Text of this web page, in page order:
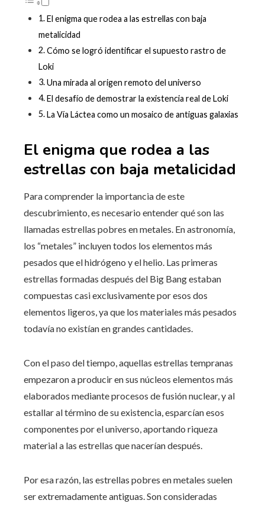
El enigma que rodea a las estrellas con baja
metalicidad
Cómo se logró identificar el supuesto rastro de
Loki
Una mirada al origen remoto del universo
El desafío de demostrar la existencia real de Loki
La Vía Láctea como un mosaico de antiguas galaxias
El enigma que rodea a las
estrellas con baja metalicidad
Para comprender la importancia de este
descubrimiento, es necesario entender qué son las
llamadas estrellas pobres en metales. En astronomía,
los “metales” incluyen todos los elementos más
pesados que el hidrógeno y el helio. Las primeras
estrellas formadas después del Big Bang estaban
compuestas casi exclusivamente por esos dos
elementos ligeros, ya que los materiales más pesados
todavía no existían en grandes cantidades.
Con el paso del tiempo, aquellas estrellas tempranas
empezaron a producir en sus núcleos elementos más
elaborados mediante procesos de fusión nuclear, y al
estallar al término de su existencia, esparcían esos
componentes por el universo, aportando riqueza
material a las estrellas que nacerían después.
Por esa razón, las estrellas pobres en metales suelen
ser extremadamente antiguas. Son consideradas